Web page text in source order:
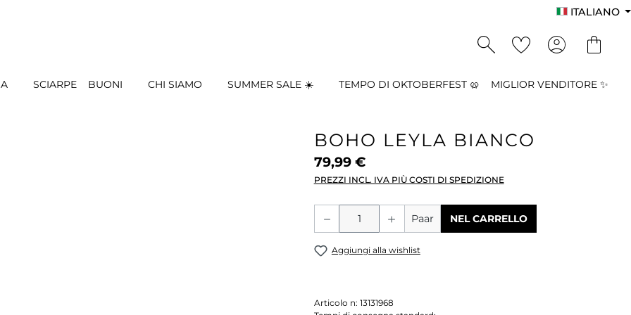
ITALIANO
SCIARPE BUONI CHI SIAMO SUMMER SALE ☀️ TEMPO DI OKTOBERFEST 🥨 MIGLIOR VENDITORE ✨
BOHO LEYLA BIANCO
79,99 €
PREZZI INCL. IVA PIÙ COSTI DI SPEDIZIONE
Quantità del prodotto: inserisci la
Paar NEL CARRELLO
Aggiungi alla wishlist
Articolo n: 13131968